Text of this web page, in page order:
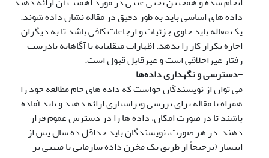
داده های اساسی باید به طور دقیق در مقاله نشان داده شوند.
یک مقاله باید حاوی جزئیات و ارجاعات کافی باشد تا به دیگران
اجازه تکرار کار را بدهد. اظهارات متقلبانه یا آگاهانه نادرست
رفتار غیراخلاقی است و غیرقابل قبول است.
-دسترسی و نگهداری داده‌ها
می توان از نویسندگان خواست که داده های خام مطالعه خود را
همراه با مقاله برای بررسی ویراستاری ارائه دهند و باید آماده
باشند تا در صورت امکان، داده ها را در دسترس عموم قرار
دهند. در هر صورت، نویسندگان باید حداقل ده سال پس از
انتشار (ترجیحاً از طریق یک مخزن داده سازمانی یا مبتنی بر